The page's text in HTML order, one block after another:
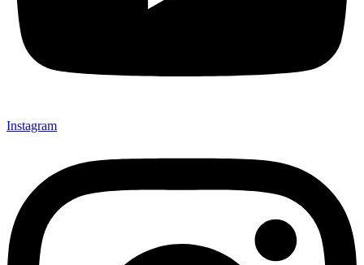
Instagram